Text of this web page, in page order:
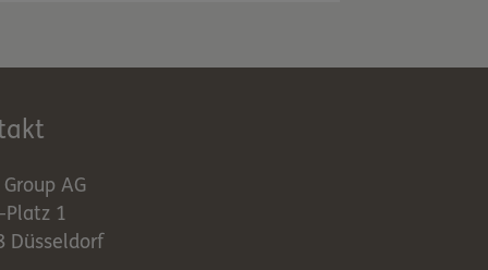
liegenden
ab-geschrieben).
liegenden
Group AG
Platz 1
Düsseldorf